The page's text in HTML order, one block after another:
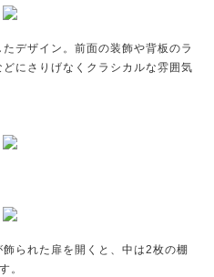
デザイン。前面の装飾や背板のラ
にさりげなくクラシカルな雰囲気
られた扉を開くと、中は2枚の棚
。